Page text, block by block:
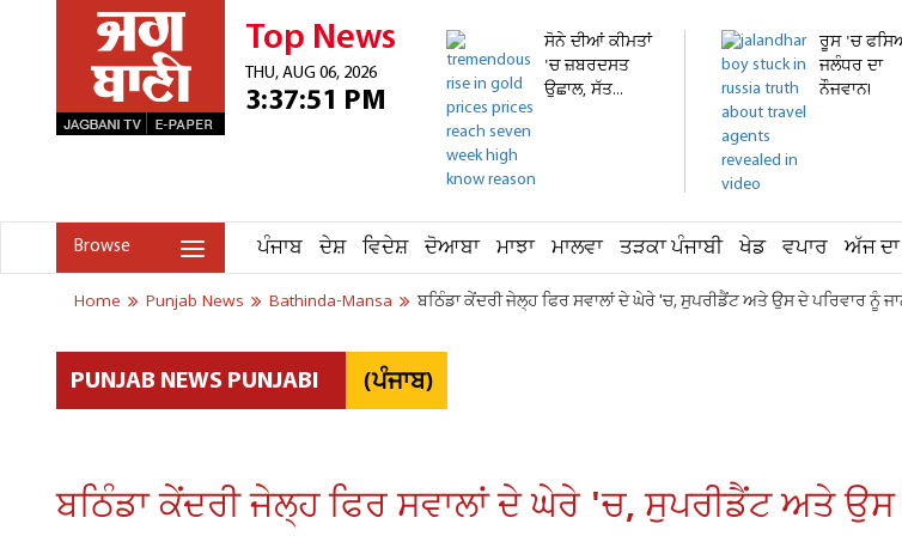
Top News
THU, AUG 06, 2026
3:37:51 PM
ਸੋਨੇ ਦੀਆਂ ਕੀਮਤਾਂ
'ਚ ਜ਼ਬਰਦਸਤ
ਉਛਾਲ, ਸੱਤ...
ਰੂਸ 'ਚ
ਜਲੰਧਰ ਦਾ
ਨੌਜਵਾਨ!
Browse ਪੰਜਾਬ ਦੇਸ਼ ਵਿਦੇਸ਼ ਦੋਆਬਾ ਮਾਝਾ ਮਾਲਵਾ ਤੜਕਾ ਪੰਜਾਬੀ ਖੇਡ ਵਪਾਰ ਅੱਜ ਦਾ
Home Punjab News Bathinda-Mansa ਬਠਿੰਡਾ ਕੇਂਦਰੀ ਜੇਲ੍ਹ ਫਿਰ ਸਵਾਲਾਂ ਦੇ ਘੇਰੇ 'ਚ, ਸੁਪਰੀਡੈਂਟ ਅਤੇ ਉਸ ਦੇ ਪਰਿਵਾਰ ਨੂੰ
PUNJAB NEWS PUNJABI (ਪੰਜਾਬ)
ਬਠਿੰਡਾ ਕੇਂਦਰੀ ਜੇਲ੍ਹ ਫਿਰ ਸਵਾਲਾਂ ਦੇ ਘੇਰੇ 'ਚ, ਸੁਪਰੀਡੈਂਟ ਅਤੇ ਉਸ